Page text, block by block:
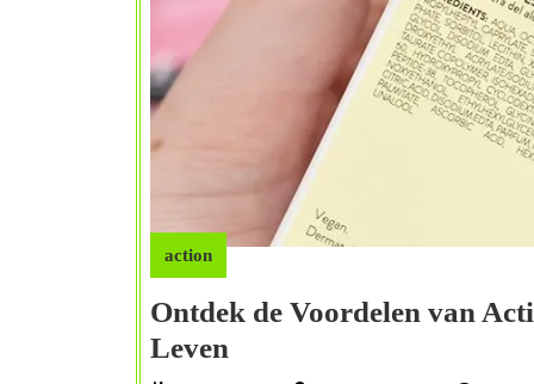
action
Ontdek de Voordelen van
Leven